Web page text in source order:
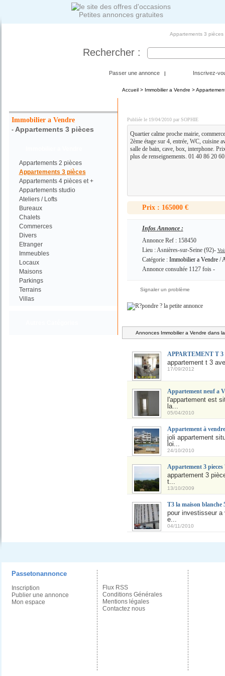
Petites annonces gratuites
Appartements 3 pièces
Rechercher :
Passer une annonce | Inscrivez-
Immobilier a Vendre
- Appartements 3 pièces
Appartements 2 pièces
Appartements 3 pièces
Appartements 4 pièces et +
Appartements studio
Ateliers / Lofts
Bureaux
Chalets
Commerces
Divers
Etranger
Immeubles
Locaux
Maisons
Parkings
Terrains
Villas
Accueil> Immobilier a Vendre >
Publiée le 19/04/2010 par SOPHIE
Quartier calme proche mairie,
2ème étage sur 4, entrée, WC, cuisine
salle de bain, cave, box, interphone.
plus de renseignements. 01 40 86 20
Prix : 165000 €
Infos Annonce :
Annonce Ref : 158450
Lieu : Asnières-sur-Seine (92)-
Catégorie : Immobilier a Vendre/
Annonce consultée 1127 fois -
Signaler un problème
Annonces Immobilier a Vendre dans
APPARTEMENT T 3
appartement t 3
17/09/2012
Appartement neuf a
l'appartement est
la...
05/04/2010
Appartement à
joli appartement
loi...
24/10/2010
Appartement 3 pieces
appartement 3
t...
13/10/2009
T3 la maison blanche
pour investisseur a
e...
04/11/2010
Passetonannonce
Inscription
Publier une annonce
Mon espace
Flux RSS
Conditions Générales
Mentions légales
Contactez nous